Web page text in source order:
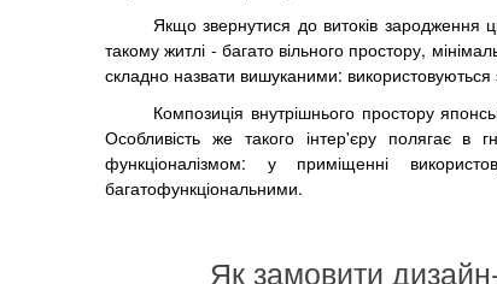
Якщо звернутися до витоків зародження
такому житлі - багато вільного простору,
складно назвати вишуканими: використовуються
Композиція внутрішнього простору
Особливість же такого інтер'єру полягає в
функціоналізмом: у приміщенні
багатофункціональними.
Як замовити